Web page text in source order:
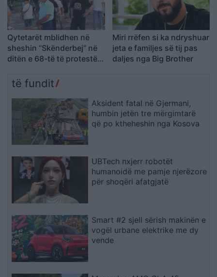
Qytetarët mblidhen në
sheshin “Skënderbej” në
ditën e 68-të të protestës
largimin e tij
Miri rrëfen si ka ndryshuar
jeta e familjes së tij pas
daljes nga Big Brother
të fundit
Aksident fatal në Gjermani,
humbin jetën tre mërgimtarë
që po ktheheshin nga Kosova
UBTech nxjerr robotët
humanoidë me pamje njerëzore
për shoqëri afatgjatë
Smart #2 sjell sërish makinën e
vogël urbane elektrike me dy
vende